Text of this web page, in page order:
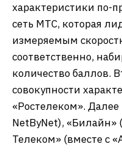
характеристики по-
сеть МТС, которая
измеряемым
соответственно,
количество баллов.
совокупности
«Ростелеком».
NetByNet),
Телеком» (вместе с